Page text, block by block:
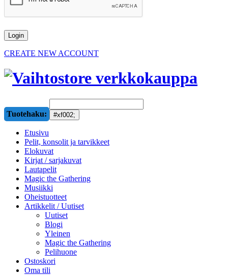
CREATE NEW ACCOUNT
Tuotehaku:
Etusivu
Pelit, konsolit ja tarvikkeet
Elokuvat
Kirjat / sarjakuvat
Lautapelit
Magic the Gathering
Musiikki
Oheistuotteet
Artikkelit / Uutiset
Uutiset
Blogi
Yleinen
Magic the Gathering
Pelihuone
Ostoskori
Oma tili